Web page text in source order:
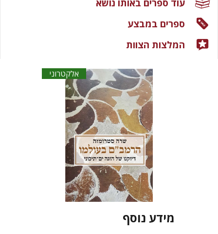
אלקטרוני
מידע נוסף
עוד ספרים באותו נושא
ספרים במבצע
המלצות הצוות